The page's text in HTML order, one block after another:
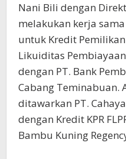
Nani Bili dengan
melakukan kerja
untuk Kredit
Likuiditas Pembiayaan
dengan PT. Bank
Cabang Teminabuan.
ditawarkan PT.
dengan Kredit KPR
Bambu Kuning